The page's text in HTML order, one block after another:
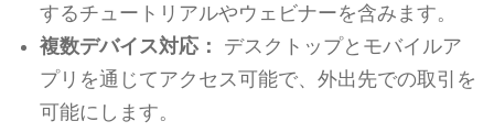
するチュートリアルやウェビナーを含みます。
複数デバイス対応：
デスクトップとモバイルア
プリを通じてアクセス可能で、外出先での取引を
可能にします。